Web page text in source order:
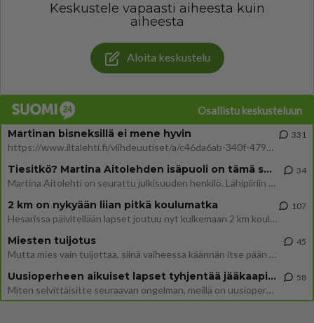
Keskustele vapaasti aiheesta kuin
aiheesta
Aloita keskustelu
Osallistu keskusteluun
Martinan bisneksillä ei mene hyvin
https://www.iltalehti.fi/viihdeuutiset/a/c46da6ab-340f-4790-aaa7-0865eed2336 Yrityksen konkurssihakemus on tullut kärä
331
Tiesitkö? Martina Aitolehden isäpuoli on tämä suosittu laulaja
Martina Aitolehti on seurattu julkisuuden henkilö. Lähipiiriin mahtuu muitakin tunnettuja henkilöitä. Tiesitkö, että Ma
34
2 km on nykyään liian pitkä koulumatka
Hesarissa päivitellään lapset joutuu nyt kulkemaan 2 km kouluun jösses. Ruostefillarilla tuo matka menee vaikka miten äk
107
Miesten tuijotus
Mutta mies vain tuijottaa, siinä vaiheessa käännän itse pään pois. Mikä juttu? Yleensä jos joku tuijottaa tai katsoo, hä
45
Uusioperheen aikuiset lapset tyhjentää jääkaapin käydessään
Miten selvittäisitte seuraavan ongelman, meillä on uusioperhe, minulla teini-ikäiset lapset ja puolisolla aikuiset, jotk
58